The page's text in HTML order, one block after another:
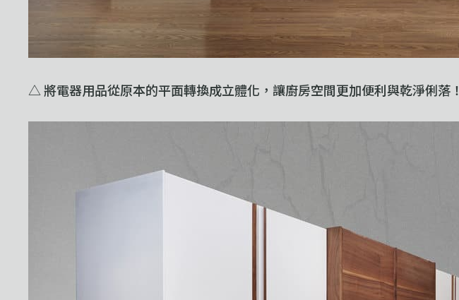
△ 將電器用品從原本的平面轉換成立體化，讓廚房空間更加便利與乾淨俐落！